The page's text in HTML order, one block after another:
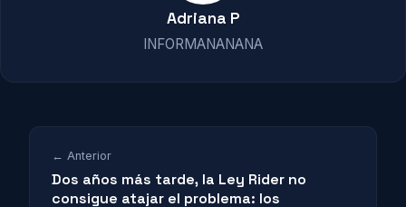
Adriana P
INFORMANANANA
← Anterior
Dos años más tarde, la Ley Rider no
consigue atajar el problema: los